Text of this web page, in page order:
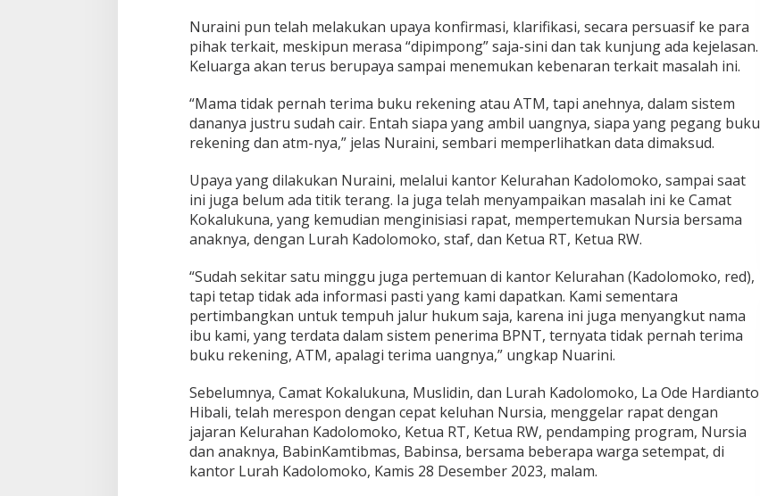
a
l
T
m
p
u
h
a
l
r
H
k
u
Nuraini pun telah melakukan upaya konfirmasi, klarifikasi, secara persuasif ke para
pihak terkait, meskipun merasa “dipimpong” saja-sini dan tak kunjung ada kejelasan.
Keluarga akan terus berupaya sampai menemukan kebenaran terkait masalah ini.
“Mama tidak pernah terima buku rekening atau ATM, tapi anehnya, dalam sistem
dananya justru sudah cair. Entah siapa yang ambil uangnya, siapa yang pegang buku
rekening dan atm-nya,” jelas Nuraini, sembari memperlihatkan data dimaksud.
Upaya yang dilakukan Nuraini, melalui kantor Kelurahan Kadolomoko, sampai saat
ini juga belum ada titik terang. Ia juga telah menyampaikan masalah ini ke Camat
Kokalukuna, yang kemudian menginisiasi rapat, mempertemukan Nursia bersama
anaknya, dengan Lurah Kadolomoko, staf, dan Ketua RT, Ketua RW.
“Sudah sekitar satu minggu juga pertemuan di kantor Kelurahan (Kadolomoko, red),
tapi tetap tidak ada informasi pasti yang kami dapatkan. Kami sementara
pertimbangkan untuk tempuh jalur hukum saja, karena ini juga menyangkut nama
ibu kami, yang terdata dalam sistem penerima BPNT, ternyata tidak pernah terima
buku rekening, ATM, apalagi terima uangnya,” ungkap Nuarini.
Sebelumnya, Camat Kokalukuna, Muslidin, dan Lurah Kadolomoko, La Ode Hardianto
Hibali, telah merespon dengan cepat keluhan Nursia, menggelar rapat dengan
jajaran Kelurahan Kadolomoko, Ketua RT, Ketua RW, pendamping program, Nursia
dan anaknya, BabinKamtibmas, Babinsa, bersama beberapa warga setempat, di
kantor Lurah Kadolomoko, Kamis 28 Desember 2023, malam.